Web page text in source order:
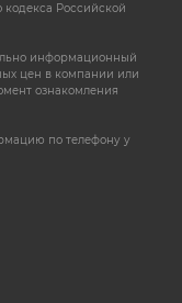
кодекса Российской
информационный
цен в компании или
ознакомления
по телефону у